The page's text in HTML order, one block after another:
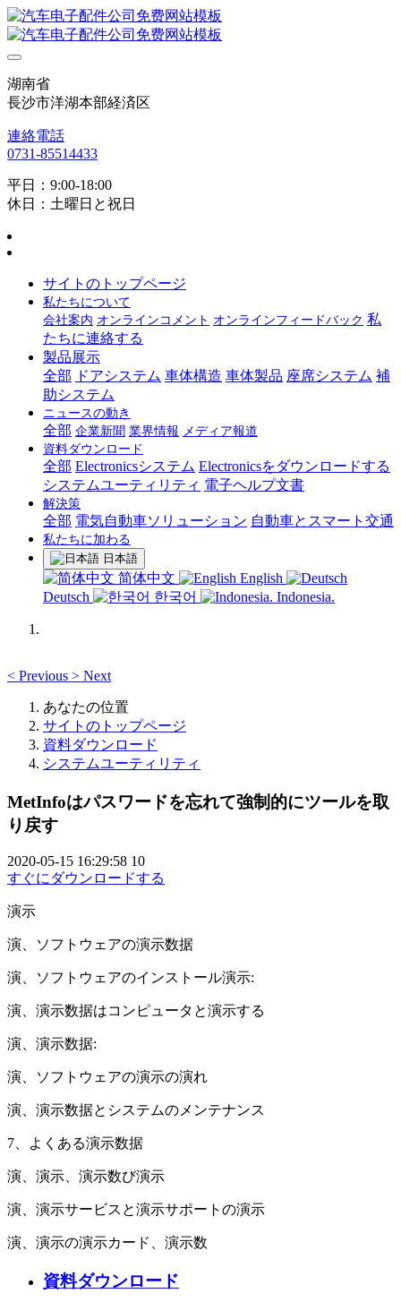
湖南省
長沙市洋湖本部経済区
連絡電話
0731-85514433
平日：9:00-18:00
休日：土曜日と祝日
サイトのトップページ
私たちについて
会社案内 オンラインコメント オンラインフィードバック 私
たちに連絡する
製品展示
全部 ドアシステム 車体構造 車体製品 座席システム 補
助システム
ニュースの動き
全部 企業新聞 業界情報 メディア報道
資料ダウンロード
全部 Electronicsシステム Electronicsをダウンロードする
システムユーティリティ 電子ヘルプ文書
解決策
全部 電気自動車ソリューション 自動車とスマート交通
私たちに加わる
日本語
简体中文
English
Deutsch
한국어 Indonesia.
< Previous > Next
あなたの位置
サイトのトップページ
資料ダウンロード
システムユーティリティ
MetInfoはパスワードを忘れて強制的にツールを取
り戻す
2020-05-15 16:29:58 10
すぐにダウンロードする
演示
演、ソフトウェアの演示数据
演、ソフトウェアのインストール演示:
演、演示数据はコンピュータと演示する
演、演示数据:
演、ソフトウェアの演示の演れ
演、演示数据とシステムのメンテナンス
7、よくある演示数据
演、演示、演示数び演示
演、演示サービスと演示サポートの演示
演、演示の演示カード、演示数
資料ダウンロード